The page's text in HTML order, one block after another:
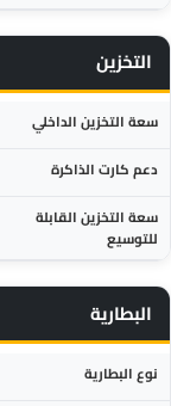
التخزين
المواصفةالتفاصيل
سعة التخزين الداخلي
دعم كارت الذاكرة
سعة التخزين القابلة
للتوسيع
البطارية
المواصفة التفاصيلنوع البطارية